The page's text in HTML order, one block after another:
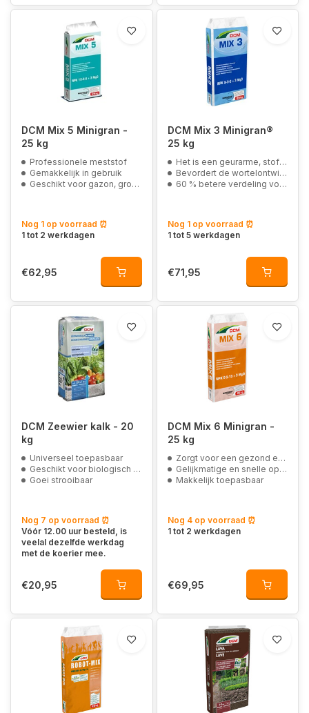
DCM Mix 5 Minigran -
25 kg
Professionele meststof
Gemakkelijk in gebruik
Geschikt voor gazon, groente, siertuin, hagen, sedum en groendaken
Nog 1 op voorraad ⏰
1 tot 2 werkdagen
€62,95
DCM Mix 3 Minigran®
25 kg
Het is een geurarme, stofarme bemesting korrel
Bevordert de wortelontwikkeling
60 % betere verdeling voor homogene kleur en groei
Nog 1 op voorraad ⏰
1 tot 5 werkdagen
€71,95
DCM Zeewier kalk - 20
kg
Universeel toepasbaar
Geschikt voor biologisch landbouw
Goei strooibaar
Nog 7 op voorraad ⏰
Vóór 12.00 uur besteld, is
veelal dezelfde werkdag
met de koerier mee.
€20,95
DCM Mix 6 Minigran -
25 kg
Zorgt voor een gezond en weelderig gazon
Gelijkmatige en snelle opname van voedingstoffen
Makkelijk toepasbaar
Nog 4 op voorraad ⏰
1 tot 2 werkdagen
€69,95